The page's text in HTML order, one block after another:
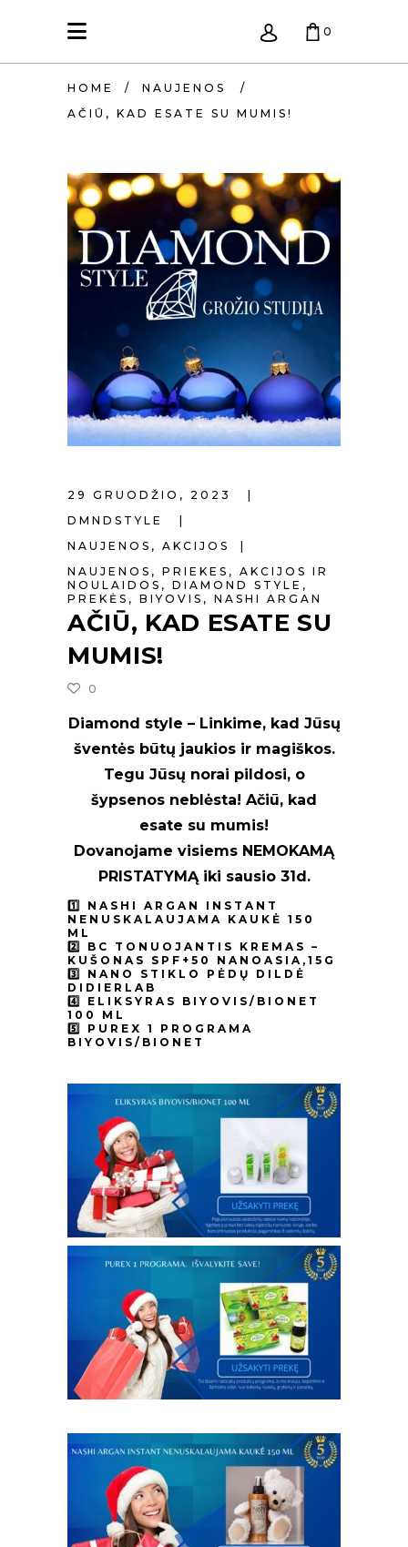
0
KREPŠELIS TUŠČIAS.
HOME / NAUJENOS
/
AČIŪ, KAD ESATE SU MUMIS!
29 GRUODŽIO, 2023
DMNDSTYLE
NAUJENOS , AKCIJOS
NAUJENOS , PRIEKES , AKCIJOS IR
NOULAIDOS , DIAMOND STYLE ,
PREKĖS , BIYOVIS , NASHI ARGAN
AČIŪ, KAD ESATE SU
MUMIS!
0
Diamond style – Linkime, kad Jūsų
šventės būtų jaukios ir magiškos.
Tegu Jūsų norai pildosi, o
šypsenos neblėsta! Ačiū, kad
esate su mumis!
Dovanojame visiems NEMOKAMĄ
PRISTATYMĄ iki sausio 31d.
1️⃣ NASHI ARGAN INSTANT
NENUSKALAUJAMA KAUKĖ 150
ML
2️⃣ BC TONUOJANTIS KREMAS –
KUŠONAS SPF+50 NANOASIA,15G
3️⃣ NANO STIKLO PĖDŲ DILDĖ
DIDIERLAB
4️⃣ ELIKSYRAS BIYOVIS/BIONET
100 ML
5️⃣ PUREX 1 PROGRAMA
BIYOVIS/BIONET